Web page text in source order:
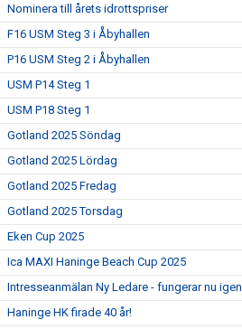
Nominera till årets idrottspriser
F16 USM Steg 3 i Åbyhallen
P16 USM Steg 2 i Åbyhallen
USM P14 Steg 1
USM P18 Steg 1
Gotland 2025 Söndag
Gotland 2025 Lördag
Gotland 2025 Fredag
Gotland 2025 Torsdag
Eken Cup 2025
Ica MAXI Haninge Beach Cup 2025
Intresseanmälan Ny Ledare - fungerar nu igen
Haninge HK firade 40 år!